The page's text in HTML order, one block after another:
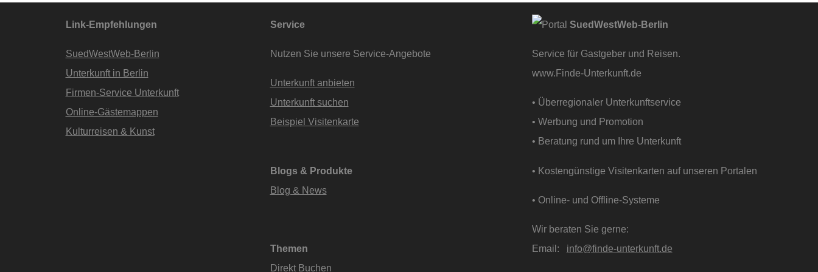
Link-Empfehlungen
SuedWestWeb-Berlin
Unterkunft in Berlin
Firmen-Service Unterkunft
Online-Gästemappen
Kulturreisen & Kunst
Service
Nutzen Sie unsere Service-Angebote
Unterkunft anbieten
Unterkunft suchen
Beispiel Visitenkarte
Blogs & Produkte
Blog & News
Themen
Direkt Buchen
SuedWestWeb-Berlin
Service für Gastgeber und Reisen.
www.Finde-Unterkunft.de
• Überregionaler Unterkunftservice
• Werbung und Promotion
• Beratung rund um Ihre Unterkunft
• Kostengünstige Visitenkarten auf unseren Portalen
• Online- und Offline-Systeme
Wir beraten Sie gerne:
Email: info@finde-unterkunft.de